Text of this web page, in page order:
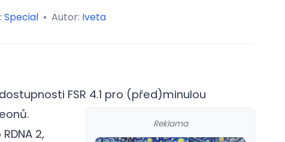
Special • Autor: Iveta
FSR 4.1 pro (před)minulou
Reklama
2,